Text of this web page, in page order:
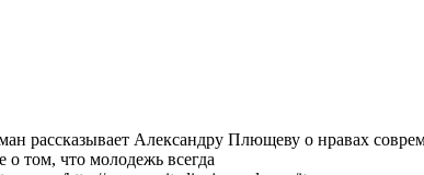
рассказывает Александру Плющеву о нравах
о том, что молодежь всегда